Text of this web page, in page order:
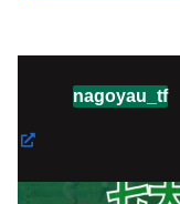
nagoyau_tf